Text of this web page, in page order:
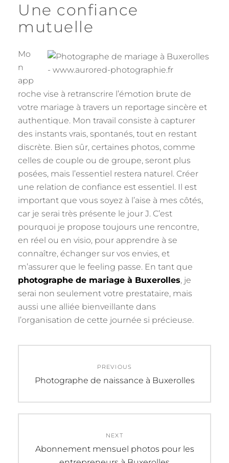
Une confiance
mutuelle
Mo
n
app
roche vise à retranscrire l’émotion brute de
votre mariage à travers un reportage sincère et
authentique. Mon travail consiste à capturer
des instants vrais, spontanés, tout en restant
discrète. Bien sûr, certaines photos, comme
celles de couple ou de groupe, seront plus
posées, mais l’essentiel restera naturel. Créer
une relation de confiance est essentiel. Il est
important que vous soyez à l’aise à mes côtés,
car je serai très présente le jour J. C’est
pourquoi je propose toujours une rencontre,
en réel ou en visio, pour apprendre à se
connaître, échanger sur vos envies, et
m’assurer que le feeling passe. En tant que
photographe de mariage à Buxerolles, je
serai non seulement votre prestataire, mais
aussi une alliée bienveillante dans
l’organisation de cette journée si précieuse.
de
l’article
PREVIOUS
Previous
Photographe de naissance à Buxerolles
NEXT
Next
Abonnement mensuel photos pour les